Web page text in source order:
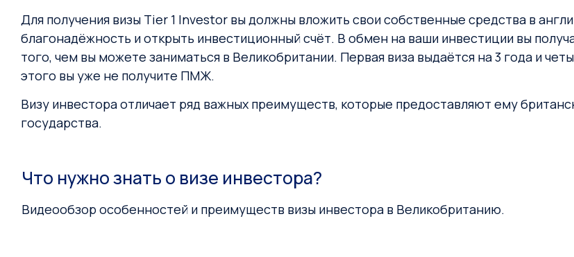
Для получения визы Tier 1 Investor вы должны вложить свои собственные средства в
благонадёжность и открыть инвестиционный счёт. В обмен на ваши инвестиции вы
того, чем вы можете заниматься в Великобритании. Первая виза выдаётся на 3 года и
этого вы уже не получите ПМЖ.
Визу инвестора отличает ряд важных преимуществ, которые предоставляют ему
государства.
Что нужно знать о визе инвестора?
Видеообзор особенностей и преимуществ визы инвестора в Великобританию.